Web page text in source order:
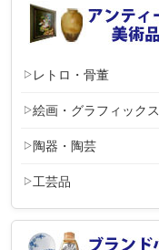
レトロ・骨董
絵画・グラフィックス
陶器・陶芸
工芸品